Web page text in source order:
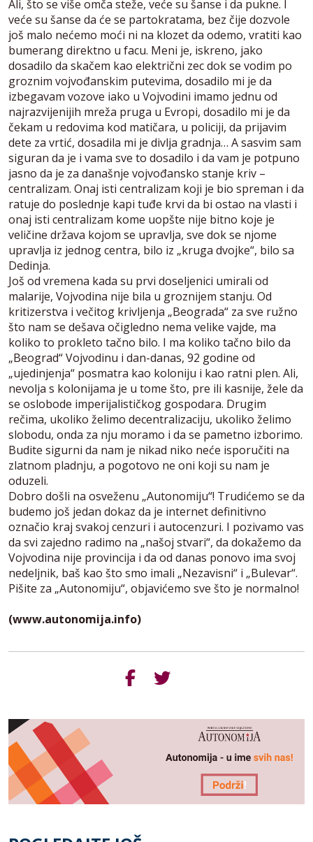
Ali, što se više omča steže, veće su šanse i da pukne. I
veće su šanse da će se partokratama, bez čije dozvole
još malo nećemo moći ni na klozet da odemo, vratiti kao
bumerang direktno u facu. Meni je, iskreno, jako
dosadilo da skačem kao električni zec dok se vodim po
groznim vojvođanskim putevima, dosadilo mi je da
izbegavam vozove iako u Vojvodini imamo jednu od
najrazvijenijih mreža pruga u Evropi, dosadilo mi je da
čekam u redovima kod matičara, u policiji, da prijavim
dete za vrtić, dosadila mi je divlja gradnja… A sasvim sam
siguran da je i vama sve to dosadilo i da vam je potpuno
jasno da je za današnje vojvođansko stanje kriv –
centralizam. Onaj isti centralizam koji je bio spreman i da
ratuje do poslednje kapi tuđe krvi da bi ostao na vlasti i
onaj isti centralizam kome uopšte nije bitno koje je
veličine država kojom se upravlja, sve dok se njome
upravlja iz jednog centra, bilo iz „kruga dvojke“, bilo sa
Dedinja.
Još od vremena kada su prvi doseljenici umirali od
malarije, Vojvodina nije bila u groznijem stanju. Od
kritizerstva i večitog krivljenja „Beograda“ za sve ružno
što nam se dešava očigledno nema velike vajde, ma
koliko to prokleto tačno bilo. I ma koliko tačno bilo da
„Beograd“ Vojvodinu i dan-danas, 92 godine od
„ujedinjenja“ posmatra kao koloniju i kao ratni plen. Ali,
nevolja s kolonijama je u tome što, pre ili kasnije, žele da
se oslobode imperijalističkog gospodara. Drugim
rečima, ukoliko želimo decentralizaciju, ukoliko želimo
slobodu, onda za nju moramo i da se pametno izborimo.
Budite sigurni da nam je nikad niko neće isporučiti na
zlatnom pladnju, a pogotovo ne oni koji su nam je
oduzeli.
Dobro došli na osveženu „Autonomiju“! Trudićemo se da
budemo još jedan dokaz da je internet definitivno
označio kraj svakoj cenzuri i autocenzuri. I pozivamo vas
da svi zajedno radimo na „našoj stvari“, da dokažemo da
Vojvodina nije provincija i da od danas ponovo ima svoj
nedeljnik, baš kao što smo imali „Nezavisni“ i „Bulevar“.
Pišite za „Autonomiju“, objavićemo sve što je normalno!
(www.autonomija.info)